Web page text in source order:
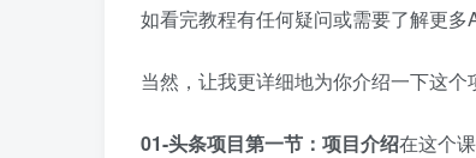
如看完教程有任何疑问或需要了解更多
当然，让我更详细地为你介绍一下这个
01-头条项目第一节：项目介绍在这个